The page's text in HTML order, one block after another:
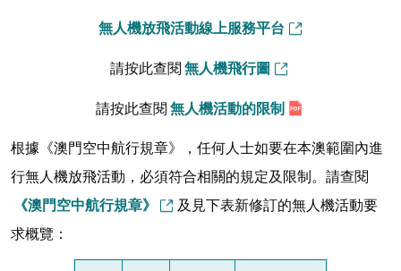
無人機放飛活動線上服務平台
請按此查閱 無人機飛行圖
請按此查閱 無人機活動的限制
根據《澳門空中航行規章》，任何人士如要在本澳範圍內進
行無人機放飛活動，必須符合相關的規定及限制。請查閱
《澳門空中航行規章》
及見下表新修訂的無人機活動要
求概覽：